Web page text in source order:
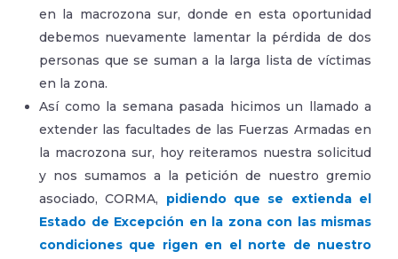
en la macrozona sur, donde en esta oportunidad
debemos nuevamente lamentar la pérdida de dos
personas que se suman a la larga lista de víctimas
en la zona.
Así como la semana pasada hicimos un llamado a
extender las facultades de las Fuerzas Armadas en
la macrozona sur, hoy reiteramos nuestra solicitud
y nos sumamos a la petición de nuestro gremio
asociado, CORMA, pidiendo que se extienda el
Estado de Excepción en la zona con las mismas
condiciones que rigen en el norte de nuestro